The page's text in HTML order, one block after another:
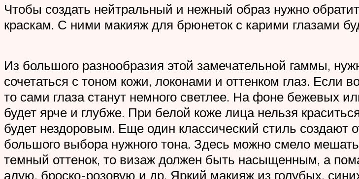
Чтобы создать нейтральный и нежный образ нужно
краскам. С ними макияж для брюнеток с карими глазами
Из большого разнообразия этой замечательной гаммы,
сочетаться с тоном кожи, локонами и оттенком глаз. Если
то сами глаза станут немного светлее. На фоне бежевых
будет ярче и глубже. При белой коже лица нельзя
будет нездоровым. Еще один классический стиль создают
большого выбора нужного тона. Здесь можно смело
темный оттенок, то визаж должен быть насыщенным, а
алую, броско-розовую и др. Яркий макияж из голубых,